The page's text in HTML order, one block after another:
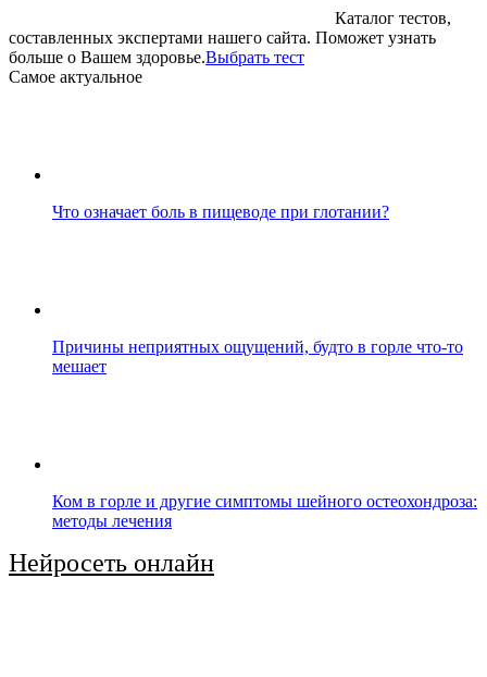
Каталог тестов,
составленных экспертами нашего сайта. Поможет узнать
больше о Вашем здоровье.Выбрать тест
Cамое актуальное
Что означает боль в пищеводе при глотании?
Причины неприятных ощущений, будто в горле что-то
мешает
Ком в горле и другие симптомы шейного остеохондроза:
методы лечения
Нейросеть онлайн